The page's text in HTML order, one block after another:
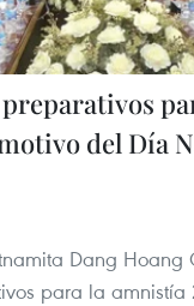
del Día
Dang Hoang
para la amnistía